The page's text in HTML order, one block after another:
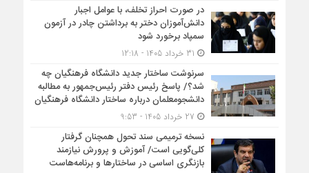
در صورت احراز تخلف، با عوامل اجبار
دانش‌آموزان دختر به برداشتن چادر در آزمون
سمپاد برخورد شود
سرنوشت ساختار جدید دانشگاه فرهنگیان چه
شد؟/ پاسخ رئیس دفتر رئیس‌جمهور به مطالبه
دانشجومعلمان درباره ساختار دانشگاه فرهنگیان
نسخه ترمیمی سند تحول همچنان گرفتار
کلی‌گویی است/ آموزش و پرورش نیازمند
بازنگری اساسی در ساختارها و برنامه‌هاست